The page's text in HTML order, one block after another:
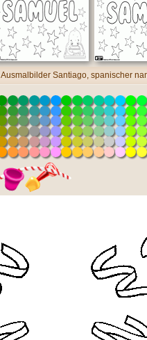
Ausmalbilder Santiago, spanischer